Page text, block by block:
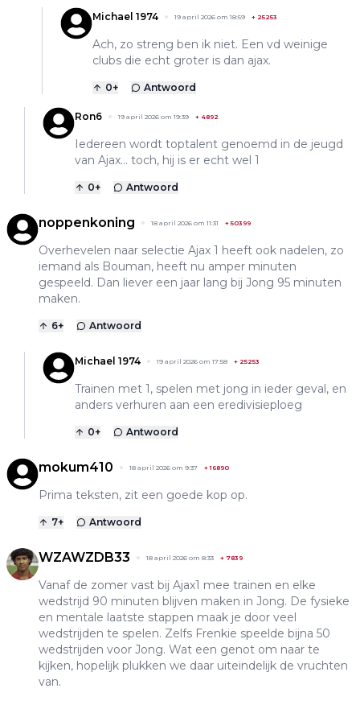
Michael 1974 19 april 2026 om 18:59 + 25253
Ach, zo streng ben ik niet. Een vd weinige
clubs die echt groter is dan ajax.
0+ Antwoord
Ron6 19 april 2026 om 19:39 + 4892
Iedereen wordt toptalent genoemd in de jeugd
van Ajax… toch, hij is er echt wel 1
0+ Antwoord
noppenkoning 18 april 2026 om 11:31 + 50399
Overhevelen naar selectie Ajax 1 heeft ook nadelen, zo
iemand als Bouman, heeft nu amper minuten
gespeeld. Dan liever een jaar lang bij Jong 95 minuten
maken.
6+ Antwoord
Michael 1974 19 april 2026 om 17:58 + 25253
Trainen met 1, spelen met jong in ieder geval, en
anders verhuren aan een eredivisieploeg
0+ Antwoord
mokum410 18 april 2026 om 9:37 +16890
Prima teksten, zit een goede kop op.
7+ Antwoord
WZAWZDB33 18 april 2026 om 8:33 + 7839
Vanaf de zomer vast bij Ajax1 mee trainen en elke
wedstrijd 90 minuten blijven maken in Jong. De fysieke
en mentale laatste stappen maak je door veel
wedstrijden te spelen. Zelfs Frenkie speelde bijna 50
wedstrijden voor Jong. Wat een genot om naar te
kijken, hopelijk plukken we daar uiteindelijk de vruchten
van.